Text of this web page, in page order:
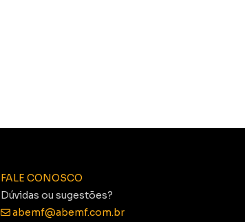
FALE CONOSCO
Dúvidas ou sugestões?
abemf@abemf.com.br